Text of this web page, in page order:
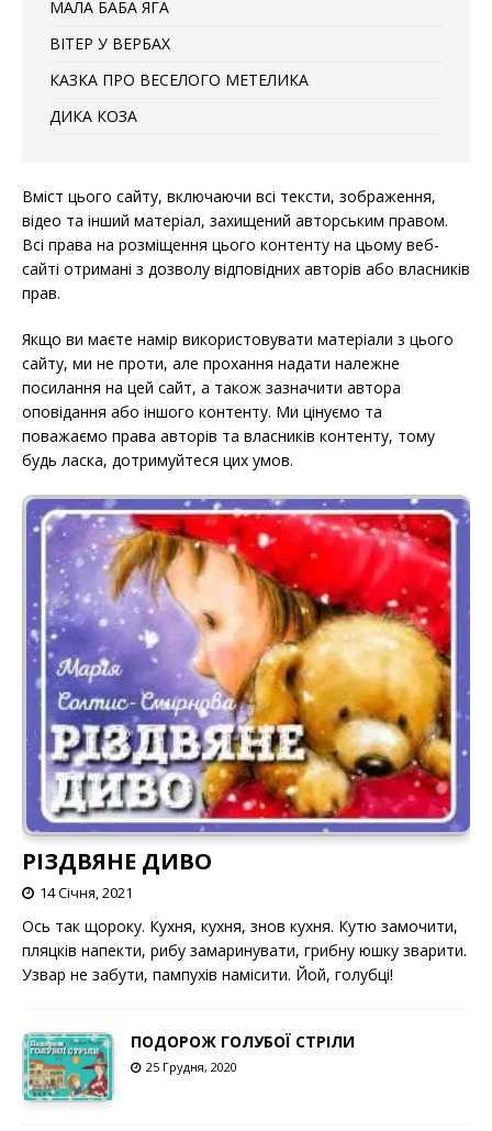
МАЛА БАБА ЯГА
ВІТЕР У ВЕРБАХ
КАЗКА ПРО ВЕСЕЛОГО МЕТЕЛИКА
ДИКА КОЗА
Вміст цього сайту, включаючи всі тексти, зображення,
відео та інший матеріал, захищений авторським правом.
Всі права на розміщення цього контенту на цьому веб-
сайті отримані з дозволу відповідних авторів або власників
прав.
Якщо ви маєте намір використовувати матеріали з цього
сайту, ми не проти, але прохання надати належне
посилання на цей сайт, а також зазначити автора
оповідання або іншого контенту. Ми цінуємо та
поважаємо права авторів та власників контенту, тому
будь ласка, дотримуйтеся цих умов.
РІЗДВЯНЕ ДИВО
14 Січня, 2021
Ось так щороку. Кухня, кухня, знов кухня. Кутю замочити,
пляцків напекти, рибу замаринувати, грибну юшку зварити.
Узвар не забути, пампухів намісити. Йой, голубці!
ПОДОРОЖ ГОЛУБОЇ СТРІЛИ
25 Грудня, 2020